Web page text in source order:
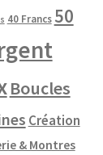
40 Francs 50
Boucles
Création
& Montres